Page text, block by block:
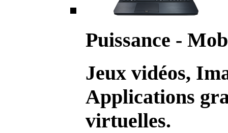
Puissance -
Jeux vidéos,
Applications
virtuelles.